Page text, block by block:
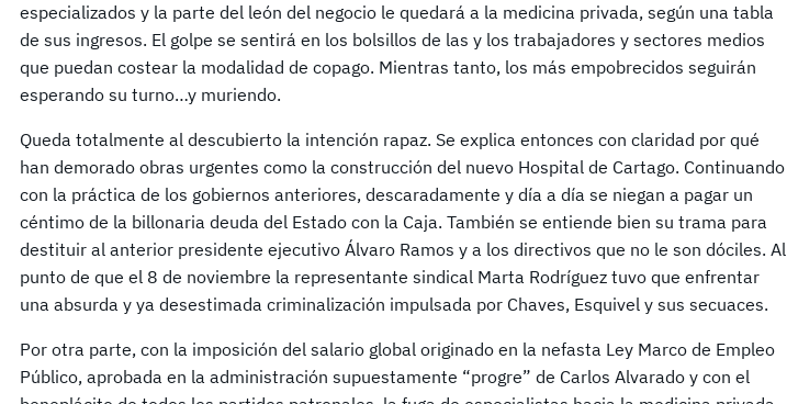
especializados y la parte del león del negocio le quedará a la medicina privada, según una tabla
de sus ingresos. El golpe se sentirá en los bolsillos de las y los trabajadores y sectores medios
que puedan costear la modalidad de copago. Mientras tanto, los más empobrecidos seguirán
esperando su turno…y muriendo.
Queda totalmente al descubierto la intención rapaz. Se explica entonces con claridad por qué
han demorado obras urgentes como la construcción del nuevo Hospital de Cartago. Continuando
con la práctica de los gobiernos anteriores, descaradamente y día a día se niegan a pagar un
céntimo de la billonaria deuda del Estado con la Caja. También se entiende bien su trama para
destituir al anterior presidente ejecutivo Álvaro Ramos y a los directivos que no le son dóciles. Al
punto de que el 8 de noviembre la representante sindical Marta Rodríguez tuvo que enfrentar
una absurda y ya desestimada criminalización impulsada por Chaves, Esquivel y sus secuaces.
Por otra parte, con la imposición del salario global originado en la nefasta Ley Marco de Empleo
Público, aprobada en la administración supuestamente “progre” de Carlos Alvarado y con el